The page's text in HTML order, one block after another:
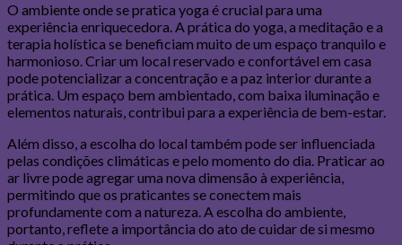
O ambiente onde se pratica yoga é crucial para uma
experiência enriquecedora. A prática do yoga, a meditação e a
terapia holística se beneficiam muito de um espaço tranquilo e
harmonioso. Criar um local reservado e confortável em casa
pode potencializar a concentração e a paz interior durante a
prática. Um espaço bem ambientado, com baixa iluminação e
elementos naturais, contribui para a experiência de bem-estar.
Além disso, a escolha do local também pode ser influenciada
pelas condições climáticas e pelo momento do dia. Praticar ao
ar livre pode agregar uma nova dimensão à experiência,
permitindo que os praticantes se conectem mais
profundamente com a natureza. A escolha do ambiente,
portanto, reflete a importância do ato de cuidar de si mesmo